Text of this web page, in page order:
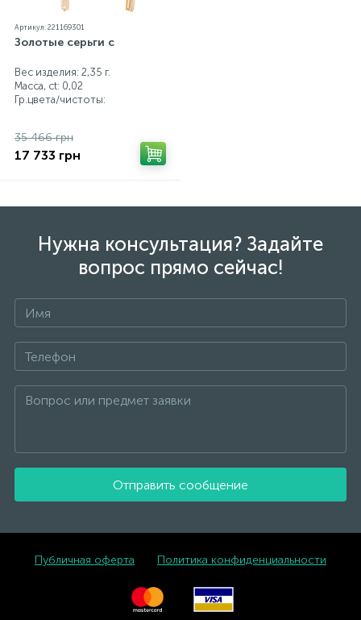
Артикул: 221169301
Золотые серьги с
Вес изделия: 2,35 г.
Масса, ct: 0,02
Гр.цвета/чистоты:
35 466 грн
17 733 грн
Нужна консультация? Задайте
вопрос прямо сейчас!
Отправить сообщение
Публичная оферта Политика конфиденциальности